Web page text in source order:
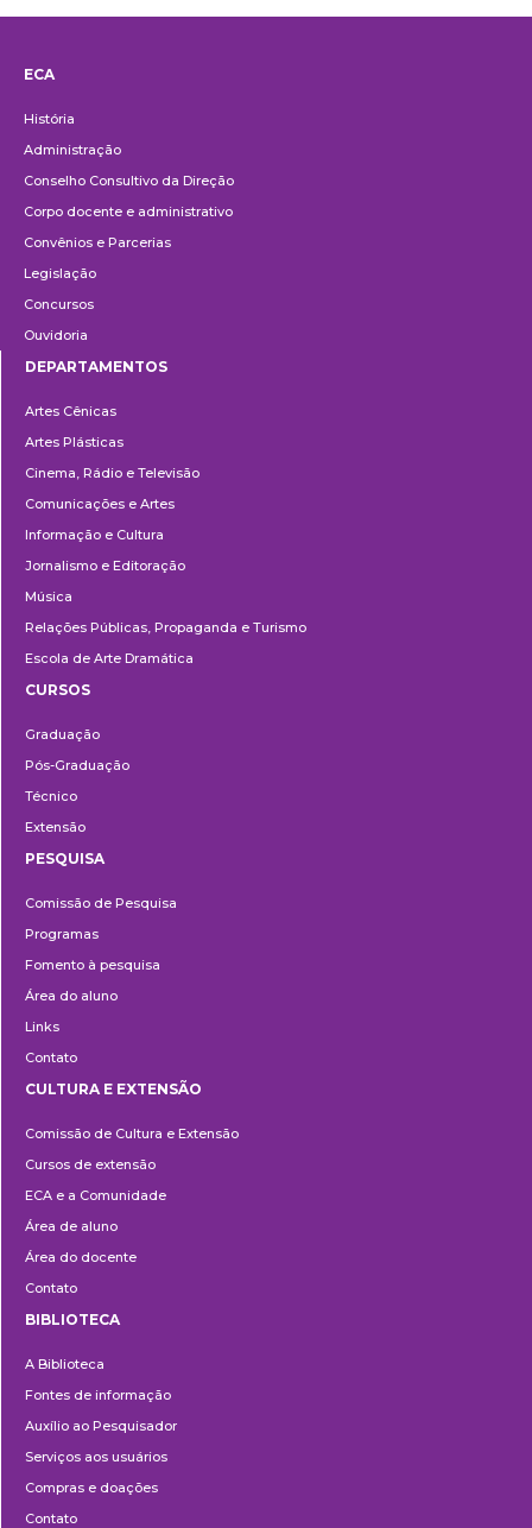
ECA
História
Administração
Conselho Consultivo da Direção
Corpo docente e administrativo
Convênios e Parcerias
Legislação
Concursos
Ouvidoria
DEPARTAMENTOS
Artes Cênicas
Artes Plásticas
Cinema, Rádio e Televisão
Comunicações e Artes
Informação e Cultura
Jornalismo e Editoração
Música
Relações Públicas, Propaganda e Turismo
Escola de Arte Dramática
CURSOS
Graduação
Pós-Graduação
Técnico
Extensão
PESQUISA
Comissão de Pesquisa
Programas
Fomento à pesquisa
Área do aluno
Links
Contato
e
Extensão
CULTURA E EXTENSÃO
Comissão de Cultura e Extensão
Cursos de extensão
ECA e a Comunidade
Área de aluno
Área do docente
Contato
BIBLIOTECA
A Biblioteca
Fontes de informação
Auxílio ao Pesquisador
Serviços aos usuários
Compras e doações
Contato